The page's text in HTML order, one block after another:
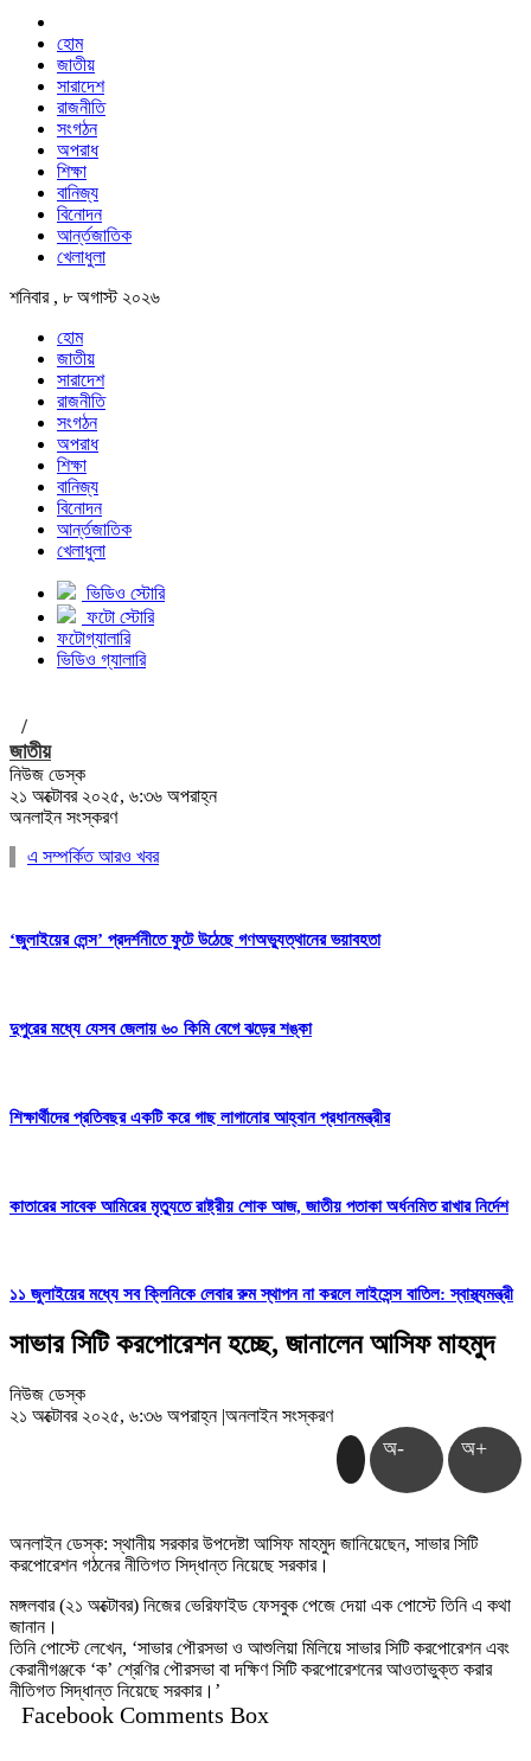
হোম
জাতীয়
সারাদেশ
রাজনীতি
সংগঠন
অপরাধ
শিক্ষা
বানিজ্য
বিনোদন
আর্ন্তজাতিক
খেলাধুলা
শনিবার , ৮ অগাস্ট ২০২৬
হোম
জাতীয়
সারাদেশ
রাজনীতি
সংগঠন
অপরাধ
শিক্ষা
বানিজ্য
বিনোদন
আর্ন্তজাতিক
খেলাধুলা
ভিডিও স্টোরি
ফটো স্টোরি
ফটোগ্যালারি
ভিডিও গ্যালারি
/
জাতীয়
নিউজ ডেস্ক
২১ অক্টোবর ২০২৫, ৬:৩৬ অপরাহ্ন
অনলাইন সংস্করণ
এ সম্পর্কিত আরও খবর
‘জুলাইয়ের লেন্স’ প্রদর্শনীতে ফুটে উঠেছে গণঅভ্যুত্থানের ভয়াবহতা
দুপুরের মধ্যে যেসব জেলায় ৬০ কিমি বেগে ঝড়ের শঙ্কা
শিক্ষার্থীদের প্রতিবছর একটি করে গাছ লাগানোর আহ্বান প্রধানমন্ত্রীর
কাতারের সাবেক আমিরের মৃত্যুতে রাষ্ট্রীয় শোক আজ, জাতীয় পতাকা অর্ধনমিত রাখার নির্দেশ
১১ জুলাইয়ের মধ্যে সব ক্লিনিকে লেবার রুম স্থাপন না করলে লাইসেন্স বাতিল: স্বাস্থ্যমন্ত্রী
সাভার সিটি করপোরেশন হচ্ছে, জানালেন আসিফ মাহমুদ
নিউজ ডেস্ক
২১ অক্টোবর ২০২৫, ৬:৩৬ অপরাহ্ন |অনলাইন সংস্করণ
অ- অ+
অনলাইন ডেস্ক: স্থানীয় সরকার উপদেষ্টা আসিফ মাহমুদ জানিয়েছেন, সাভার সিটি
করপোরেশন গঠনের নীতিগত সিদ্ধান্ত নিয়েছে সরকার।
মঙ্গলবার (২১ অক্টোবর) নিজের ভেরিফাইড ফেসবুক পেজে দেয়া এক পোস্টে তিনি এ কথা
জানান।
তিনি পোস্টে লেখেন, ‘সাভার পৌরসভা ও আশুলিয়া মিলিয়ে সাভার সিটি করপোরেশন এবং
কেরানীগঞ্জকে ‘ক’ শ্রেণির পৌরসভা বা দক্ষিণ সিটি করপোরেশনের আওতাভুক্ত করার
নীতিগত সিদ্ধান্ত নিয়েছে সরকার।’
Facebook Comments Box